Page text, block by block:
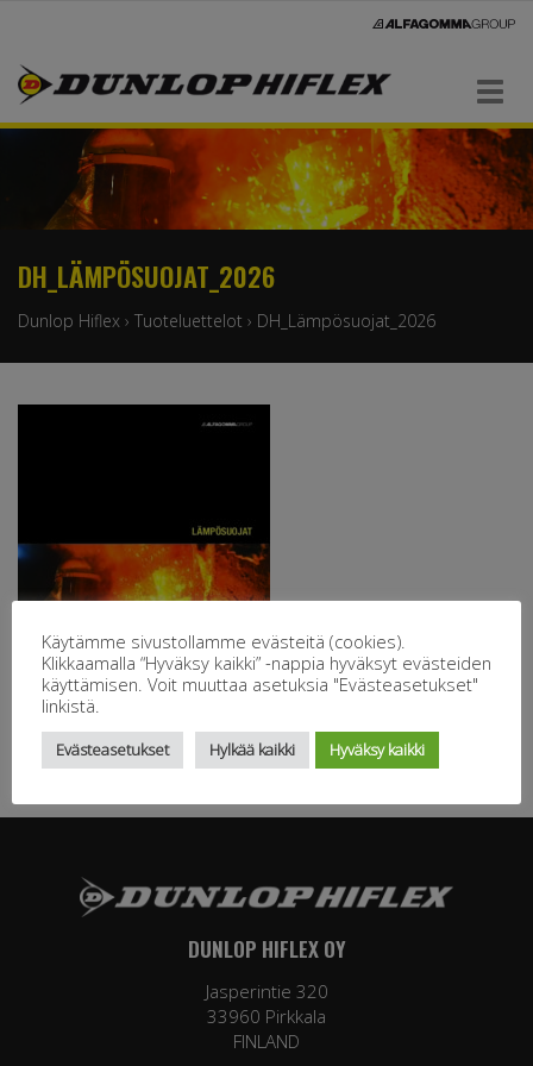
Navigaatio
DH_LÄMPÖSUOJAT_2026
Dunlop Hiflex › Tuoteluettelot › DH_Lämpösuojat_2026
DUNLOP HIFLEX OY
Jasperintie 320
33960 Pirkkala
FINLAND
Käytämme sivustollamme evästeitä (cookies).
Klikkaamalla “Hyväksy kaikki” -nappia hyväksyt evästeiden
käyttämisen. Voit muuttaa asetuksia "Evästeasetukset"
linkistä.
Evästeasetukset Hylkää kaikki Hyväksy kaikki